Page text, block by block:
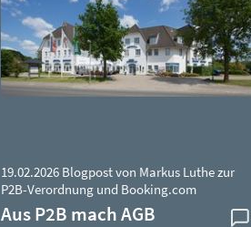
19.02.2026 Blogpost von Markus Luthe zur
P2B-Verordnung und Booking.com
Aus P2B mach AGB